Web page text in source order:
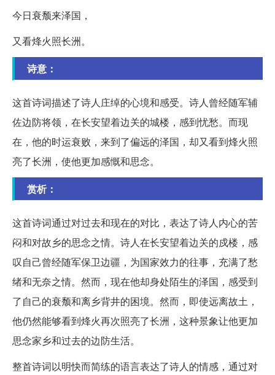
今日衰颓来泽国，
又看烽火照长洲。
诗意：
这首诗词描述了诗人庄绰的心境和感受。诗人曾经随军辅
佐边防将领，在长安望着边关的城楼，感到忧愁。而现
在，他的时运衰败，来到了偏远的泽国，却又看到烽火照
亮了长洲，使他更加感慨和思念。
赏析：
这首诗词通过对过去和现在的对比，表达了诗人内心的苦
闷和对故乡的思念之情。诗人在长安望着边关的戍楼，感
叹自己曾经随军保卫边疆，为国家效力的往事，充满了愁
绪和无奈之情。然而，现在他却身处陌生的泽国，感受到
了自己的衰颓和离乡背井的困境。然而，即使远离故土，
他仍然能够看到烽火再次照亮了长洲，这种景象让他更加
思念家乡和过去的边防生活。
整首诗词以明快而简练的语言表达了诗人的情感，通过对